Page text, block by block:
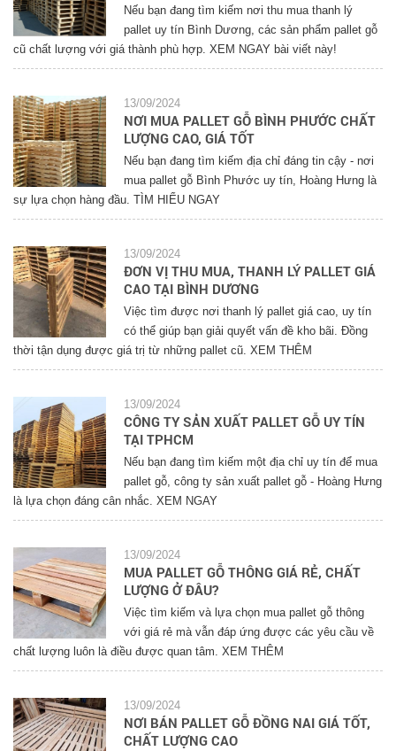
Nếu bạn đang tìm kiếm nơi thu mua thanh lý
pallet uy tín Bình Dương, các sản phẩm pallet gỗ
cũ chất lượng với giá thành phù hợp. XEM NGAY bài viết này!
13/09/2024
NƠI MUA PALLET GỖ BÌNH PHƯỚC CHẤT
LƯỢNG CAO, GIÁ TỐT
Nếu bạn đang tìm kiếm địa chỉ đáng tin cậy - nơi
mua pallet gỗ Bình Phước uy tín, Hoàng Hưng là
sự lựa chọn hàng đầu. TÌM HIỂU NGAY
13/09/2024
ĐƠN VỊ THU MUA, THANH LÝ PALLET GIÁ
CAO TẠI BÌNH DƯƠNG
Việc tìm được nơi thanh lý pallet giá cao, uy tín
có thể giúp bạn giải quyết vấn đề kho bãi. Đồng
thời tận dụng được giá trị từ những pallet cũ. XEM THÊM
13/09/2024
CÔNG TY SẢN XUẤT PALLET GỖ UY TÍN
TẠI TPHCM
Nếu bạn đang tìm kiếm một địa chỉ uy tín để mua
pallet gỗ, công ty sản xuất pallet gỗ - Hoàng Hưng
là lựa chọn đáng cân nhắc. XEM NGAY
13/09/2024
MUA PALLET GỖ THÔNG GIÁ RẺ, CHẤT
LƯỢNG Ở ĐÂU?
Việc tìm kiếm và lựa chọn mua pallet gỗ thông
với giá rẻ mà vẫn đáp ứng được các yêu cầu về
chất lượng luôn là điều được quan tâm. XEM THÊM
13/09/2024
NƠI BÁN PALLET GỖ ĐỒNG NAI GIÁ TỐT,
CHẤT LƯỢNG CAO